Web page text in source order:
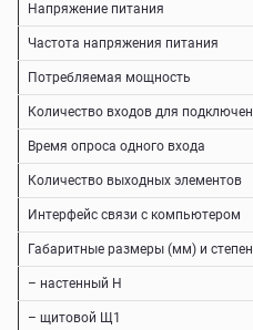
Напряжение питания
Частота напряжения питания
Потребляемая мощность
Количество входов для
Время опроса одного входа
Количество выходных элементов
Интерфейс связи с компьютером
Габаритные размеры (мм) и
– настенный Н
– щитовой Щ1